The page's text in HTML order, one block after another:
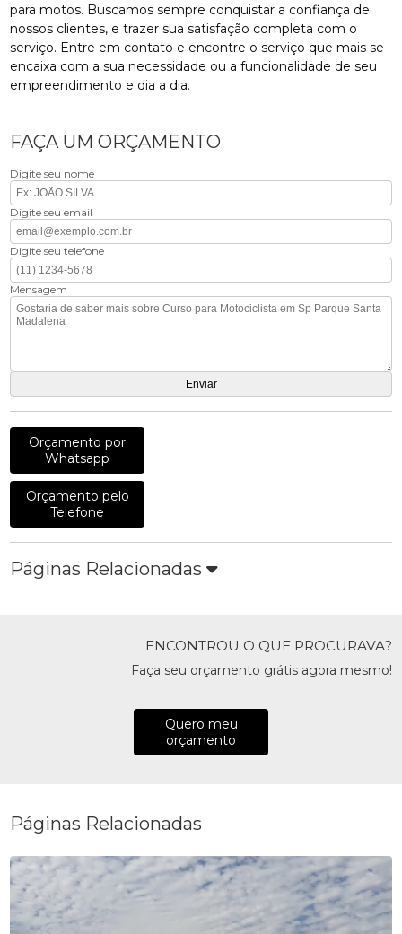
para motos. Buscamos sempre conquistar a confiança de
nossos clientes, e trazer sua satisfação completa com o
serviço. Entre em contato e encontre o serviço que mais se
encaixa com a sua necessidade ou a funcionalidade de seu
empreendimento e dia a dia.
FAÇA UM ORÇAMENTO
Digite seu nome
Digite seu email
Digite seu telefone
Mensagem
Orçamento por
Whatsapp
Orçamento pelo
Telefone
Páginas Relacionadas
ENCONTROU O QUE PROCURAVA?
Faça seu orçamento grátis agora mesmo!
Quero meu
orçamento
Páginas Relacionadas